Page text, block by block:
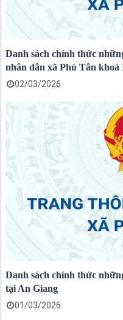
Danh sách chính thức
nhân dân xã Phú Tân khoá
02/03/2026
Danh sách chính thức
tại An Giang
01/03/2026